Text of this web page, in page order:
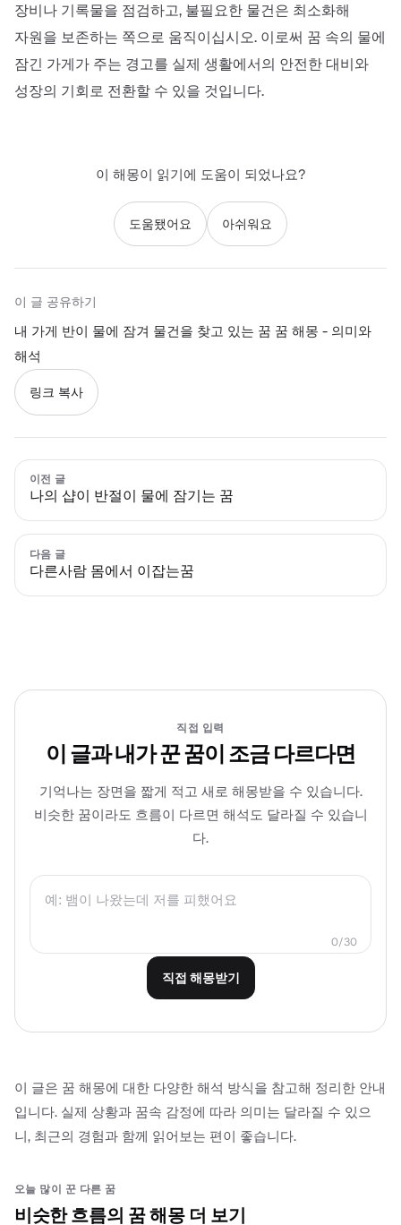
장비나 기록물을 점검하고, 불필요한 물건은 최소화해
자원을 보존하는 쪽으로 움직이십시오. 이로써 꿈 속의 물에
잠긴 가게가 주는 경고를 실제 생활에서의 안전한 대비와
성장의 기회로 전환할 수 있을 것입니다.
이 해몽이 읽기에 도움이 되었나요?
도움됐어요 아쉬워요
이 글 공유하기
내 가게 반이 물에 잠겨 물건을 찾고 있는 꿈 꿈 해몽 - 의미와
해석
링크 복사
이전 글
나의 샵이 반절이 물에 잠기는 꿈
다음 글
다른사람 몸에서 이잡는꿈
직접 입력
이 글과 내가 꾼 꿈이 조금 다르다면
기억나는 장면을 짧게 적고 새로 해몽받을 수 있습니다.
비슷한 꿈이라도 흐름이 다르면 해석도 달라질 수 있습니
다.
0/30
직접 해몽받기
이 글은 꿈 해몽에 대한 다양한 해석 방식을 참고해 정리한 안내
입니다. 실제 상황과 꿈속 감정에 따라 의미는 달라질 수 있으
니, 최근의 경험과 함께 읽어보는 편이 좋습니다.
오늘 많이 꾼 다른 꿈
비슷한 흐름의 꿈 해몽 더 보기